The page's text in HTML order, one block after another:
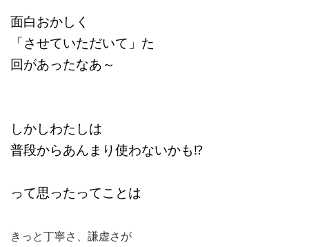
面白おかしく
「させていただいて」た
回があったなあ～
しかしわたしは
普段からあんまり使わないかも⁉
って思ったってことは
きっと丁寧さ、謙虚さが